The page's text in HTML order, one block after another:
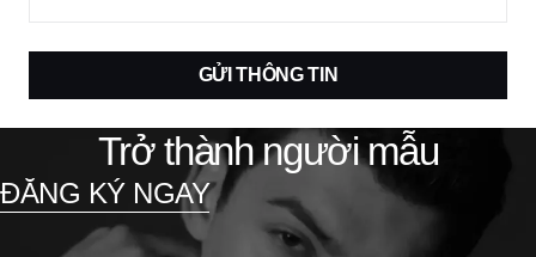
GỬI THÔNG TIN
Trở thành người mẫu
ĐĂNG KÝ NGAY